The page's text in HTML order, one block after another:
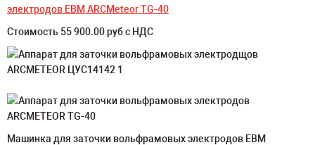
электродов ЕВМ ARCMeteor TG-40
Стоимость 55 900.00 руб с НДС
Машинка для заточки вольфрамовых электродов ЕВМ